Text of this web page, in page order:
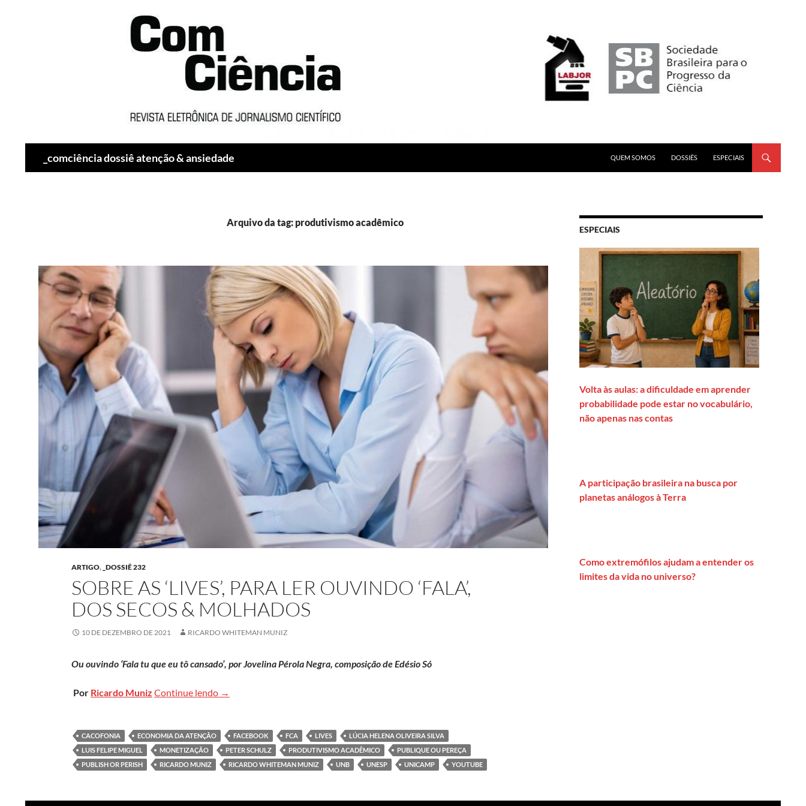
_comciência dossiê atenção & ansiedade
QUEM SOMOS
DOSSIÊS ESPECIAIS
Arquivo da tag: produtivismo acadêmico
ARTIGO, _DOSSIÊ 232
SOBRE AS ‘LIVES’, PARA LER OUVINDO ‘FALA’,
DOS SECOS & MOLHADOS
10 DE DEZEMBRO DE 2021 RICARDO WHITEMAN MUNIZ
Ou ouvindo ‘Fala tu que eu tô cansado’, por Jovelina Pérola Negra, composição de Edésio Só
Por Ricardo Muniz Continue lendo Sobre as ‘lives’, para ler ouvindo ‘Fala’, dos Secos & Molhados
→
CACOFONIA ECONOMIA DA ATENÇÃO FACEBOOK FCA LIVES
LÚCIA HELENA OLIVEIRA SILVA
LUIS FELIPE MIGUEL
MONETIZAÇÃO PETER SCHULZ PRODUTIVISMO ACADÊMICO
PUBLIQUE OU PEREÇA
PUBLISH OR PERISH
RICARDO MUNIZ RICARDO WHITEMAN MUNIZ UNB UNESP UNICAMP YOUTUBE
ESPECIAIS
Volta às aulas: a dificuldade em aprender
probabilidade pode estar no vocabulário,
não apenas nas contas
A participação brasileira na busca por
planetas análogos à Terra
Como extremófilos ajudam a entender os
limites da vida no universo?